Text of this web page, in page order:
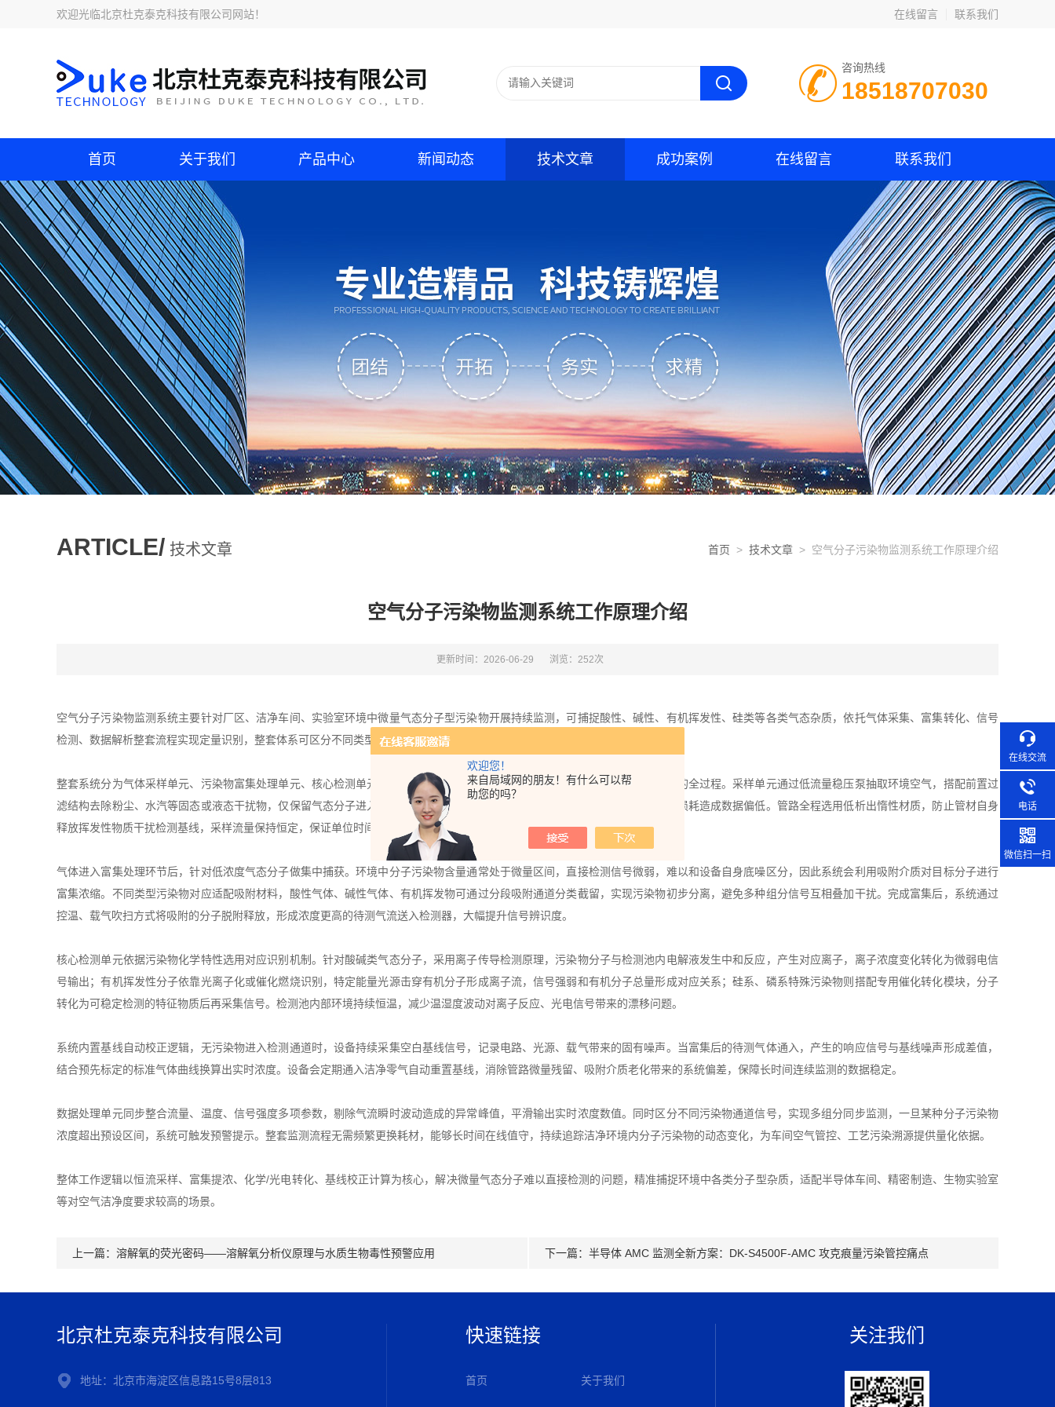
欢迎您！
来自局域网的朋友！有什么可以帮
助您的吗？
欢迎光临北京杜克泰克科技有限公司网站！ 在线留言 联系我们
咨询热线
18518707030
首页 关于我们 产品中心 新闻动态 技术文章 成功案例 在线留言 联系我们
ARTICLE/ 技术文章 首页 > 技术文章 > 空气分子污染物监测系统工作原理介绍
空气分子污染物监测系统工作原理介绍
更新时间：2026-06-29 浏览：252次
空气分子污染物监测系统主要针对厂区、洁净车间、实验室环境中微量气态分子型污染物开展持续监测，可捕捉酸性、碱性、有机挥发性、硅类等各类气态杂质，依托气体采集、富集转化、信号
检测、数据解析整套流程实现定量识别，整套体系可区分不同类型分子污染物，同步输出浓度变化趋势。
整套系统分为气体采样单元、污染物富集处理单元、核心检测单元与数据处理单元，各模块协同完成从环境空气到浓度数值转化的全过程。采样单元通过低流量稳压泵抽取环境空气，搭配前置过
滤结构去除粉尘、水汽等固态或液态干扰物，仅保留气态分子进入后端管路，过滤结构不会吸附目标气态污染物，避免待测组分损耗造成数据偏低。管路全程选用低析出惰性材质，防止管材自身
释放挥发性物质干扰检测基线，采样流量保持恒定，保证单位时间内进入设备的气体体积稳定。
气体进入富集处理环节后，针对低浓度气态分子做集中捕获。环境中分子污染物含量通常处于微量区间，直接检测信号微弱，难以和设备自身底噪区分，因此系统会利用吸附介质对目标分子进行
富集浓缩。不同类型污染物对应适配吸附材料，酸性气体、碱性气体、有机挥发物可通过分段吸附通道分类截留，实现污染物初步分离，避免多种组分信号互相叠加干扰。完成富集后，系统通过
控温、载气吹扫方式将吸附的分子脱附释放，形成浓度更高的待测气流送入检测器，大幅提升信号辨识度。
核心检测单元依据污染物化学特性选用对应识别机制。针对酸碱类气态分子，采用离子传导检测原理，污染物分子与检测池内电解液发生中和反应，产生对应离子，离子浓度变化转化为微弱电信
号输出；有机挥发性分子依靠光离子化或催化燃烧识别，特定能量光源击穿有机分子形成离子流，信号强弱和有机分子总量形成对应关系；硅系、磷系特殊污染物则搭配专用催化转化模块，分子
转化为可稳定检测的特征物质后再采集信号。检测池内部环境持续恒温，减少温湿度波动对离子反应、光电信号带来的漂移问题。
系统内置基线自动校正逻辑，无污染物进入检测通道时，设备持续采集空白基线信号，记录电路、光源、载气带来的固有噪声。当富集后的待测气体通入，产生的响应信号与基线噪声形成差值，
结合预先标定的标准气体曲线换算出实时浓度。设备会定期通入洁净零气自动重置基线，消除管路微量残留、吸附介质老化带来的系统偏差，保障长时间连续监测的数据稳定。
数据处理单元同步整合流量、温度、信号强度多项参数，剔除气流瞬时波动造成的异常峰值，平滑输出实时浓度数值。同时区分不同污染物通道信号，实现多组分同步监测，一旦某种分子污染物
浓度超出预设区间，系统可触发预警提示。整套监测流程无需频繁更换耗材，能够长时间在线值守，持续追踪洁净环境内分子污染物的动态变化，为车间空气管控、工艺污染溯源提供量化依据。
整体工作逻辑以恒流采样、富集提浓、化学/光电转化、基线校正计算为核心，解决微量气态分子难以直接检测的问题，精准捕捉环境中各类分子型杂质，适配半导体车间、精密制造、生物实验室
等对空气洁净度要求较高的场景。
上一篇： 溶解氧的荧光密码——溶解氧分析仪原理与水质生物毒性预警应用 下一篇： 半导体 AMC 监测全新方案：DK-S4500F-AMC 攻克痕量污染管控痛点
北京杜克泰克科技有限公司
地址：北京市海淀区信息路15号8层813
快速链接
首页 关于我们
关注我们
在线交流
电话
微信扫一扫